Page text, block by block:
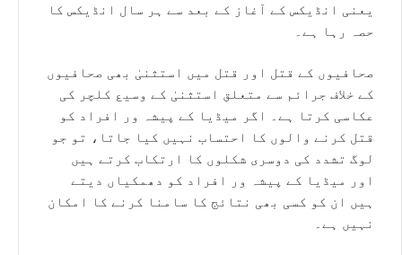
یعنی انڈیکس کے آغاز کے بعد سے ہر سال انڈیکس کا
حصہ رہا ہے۔
صحافیوں کے قتل اور قتل میں استثنیٰ بھی صحافیوں
کے خلاف جرائم سے متعلق استثنیٰ کے وسیع کلچر کی
عکاسی کرتا ہے۔ اگر میڈیا کے پیشہ ور افراد کو
قتل کرنے والوں کا احتساب نہیں کیا جاتا، تو جو
لوگ تشدد کی دوسری شکلوں کا ارتکاب کرتے ہیں
اور میڈیا کے پیشہ ور افراد کو دھمکیاں دیتے
ہیں ان کو کسی بھی نتائج کا سامنا کرنے کا امکان
نہیں ہے۔